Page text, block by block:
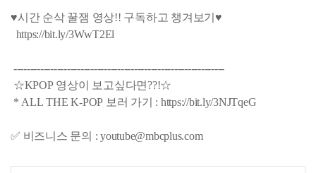
♥시간 순삭 꿀잼 영상!! 구독하고 챙겨보기♥
https://bit.ly/3WwT2El
---------------------------------------------------------------
☆KPOP 영상이 보고싶다면??!☆
* ALL THE K-POP 보러 가기 : https://bit.ly/3NJTqeG
✅ 비즈니스 문의 : youtube@mbcplus.com